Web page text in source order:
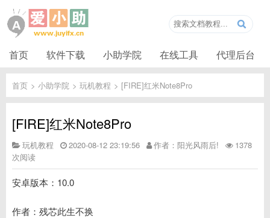
首页 软件下载 小助学院 在线工具 代理后台
首页 > 小助学院 > 玩机教程 > [FIRE]红米Note8Pro
[FIRE]红米Note8Pro
玩机教程 2020-08-12 23:19:56 作者：阳光风雨后!
1378
次阅读
安卓版本：10.0
作者：残芯此生不换